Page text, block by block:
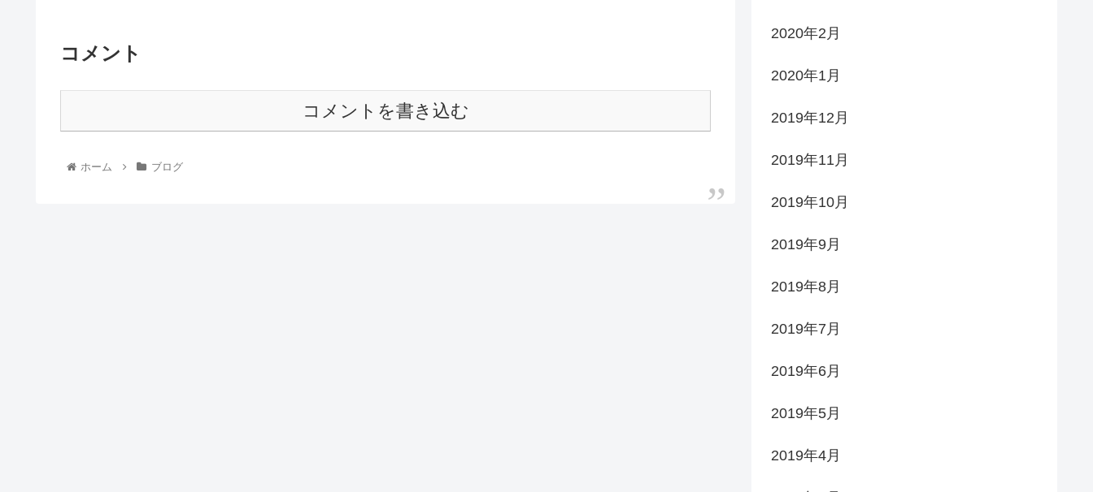
コメント
コメントを書き込む
ホーム ブログ
2020年2月
2020年1月
2019年12月
2019年11月
2019年10月
2019年9月
2019年8月
2019年7月
2019年6月
2019年5月
2019年4月